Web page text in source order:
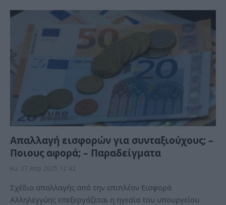
Απαλλαγή εισφορών για συνταξιούχους; –
Ποιους αφορά; – Παραδείγματα
Κυ, 27 Απρ 2025 12:42
Σχέδιο απαλλαγής από την επιπλέον Εισφορά
Αλληλεγγύης επεξεργάζεται η ηγεσία του υπουργείου